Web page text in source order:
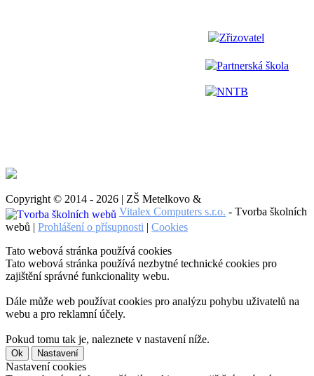
Zřizovatel
Partnerská škola
NNTB
Copyright © 2014 - 2026 | ZŠ Metelkovo &
Vitalex Computers s.r.o. - Tvorba školních
webů | Prohlášení o přísupnosti | Cookies
Tato webová stránka používá cookies
Tato webová stránka používá nezbytné technické cookies pro
zajištění správné funkcionality webu.
Dále může web používat cookies pro analýzu pohybu uživatelů na
webu a pro reklamní účely.
Pokud tomu tak je, naleznete v nastavení níže.
Ok Nastavení
Nastavení cookies